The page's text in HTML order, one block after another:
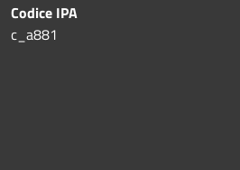
Codice IPA
c_a881